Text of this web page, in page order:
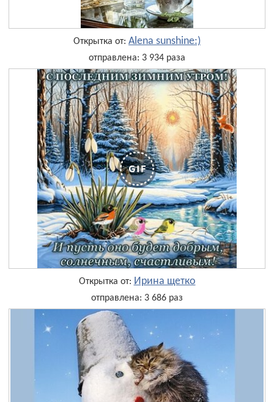
Открытка от: Alena sunshine:)
отправлена: 3 934 раза
Открытка от: Ирина щетко
отправлена: 3 686 раз